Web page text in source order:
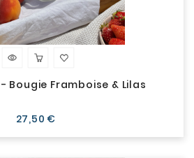
Bougie Framboise & Lilas
27,50 €